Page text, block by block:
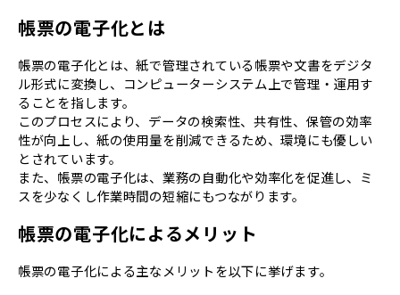
帳票の電子化とは
帳票の電子化とは、紙で管理されている帳票や文書をデジタ
ル形式に変換し、コンピューターシステム上で管理・運用す
ることを指します。
このプロセスにより、データの検索性、共有性、保管の効率
性が向上し、紙の使用量を削減できるため、環境にも優しい
とされています。
また、帳票の電子化は、業務の自動化や効率化を促進し、ミ
スを少なくし作業時間の短縮にもつながります。
帳票の電子化によるメリット
帳票の電子化による主なメリットを以下に挙げます。